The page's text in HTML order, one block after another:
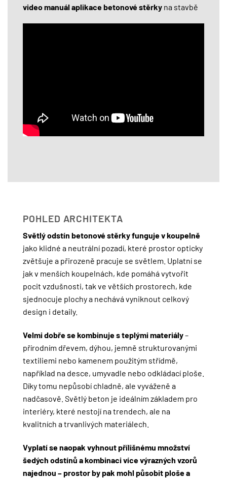
video manuál aplikace betonové stěrky na stavbě
POHLED ARCHITEKTA
Světlý odstín betonové stěrky funguje v koupelně
jako klidné a neutrální pozadí, které prostor opticky
zvětšuje a přirozeně pracuje se světlem. Uplatní se
jak v menších koupelnách, kde pomáhá vytvořit
pocit vzdušnosti, tak ve větších prostorech, kde
sjednocuje plochy a nechává vyniknout celkový
design i detaily.
Velmi dobře se kombinuje s teplými materiály–
přírodním dřevem, dýhou, jemně strukturovanými
textiliemi nebo kamenem použitým střídmě,
například na desce, umyvadle nebo odkládací ploše.
Díky tomu nepůsobí chladně, ale vyváženě a
nadčasově. Světlý beton je ideálním základem pro
interiéry, které nestojí na trendech, ale na
kvalitních a trvanlivých materiálech.
Vyplatí se naopak vyhnout přílišnému množství
šedých odstínů a kombinaci více výrazných vzorů
najednou – prostor by pak mohl působit ploše a